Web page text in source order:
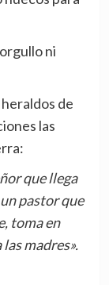
ni
de
las
que llega
pastor que
toma en
madres».